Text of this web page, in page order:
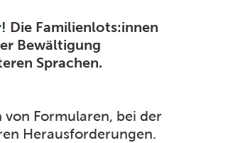
! Die Familienlots:innen
Bewältigung
Sprachen.
Formularen, bei der
Herausforderungen.